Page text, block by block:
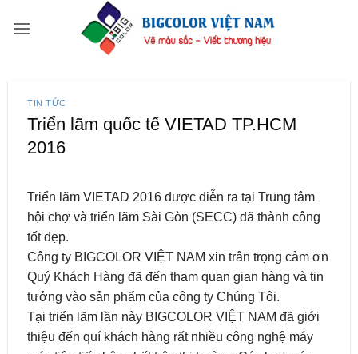
qua
TIN TỨC
Triển lãm quốc tế VIETAD TP.HCM
2016
Triển lãm VIETAD 2016 được diễn ra tại Trung tâm
hội chợ và triển lãm Sài Gòn (SECC) đã thành công
tốt đẹp.
Công ty BIGCOLOR VIỆT NAM xin trân trọng cảm ơn
Quý Khách Hàng đã đến tham quan gian hàng và tin
tưởng vào sản phẩm của công ty Chúng Tôi.
Tại triển lãm lần này BIGCOLOR VIỆT NAM đã giới
thiệu đến quí khách hàng rất nhiều công nghệ máy